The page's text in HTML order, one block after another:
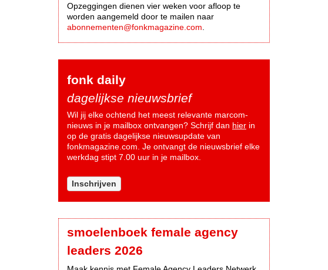
Opzeggingen dienen vier weken voor afloop te
worden aangemeld door te mailen naar
abonnementen@fonkmagazine.com
fonk daily
dagelijkse nieuwsbrief
Wil jij elke ochtend het meest relevante marcom-
nieuws in je mailbox ontvangen? Schrijf dan hier in
op de gratis dagelijkse nieuwsupdate van
fonkmagazine.com. Je ontvangt de nieuwsbrief elke
werkdag stipt 7.00 uur in je mailbox.
Inschrijven
smoelenboek female agency
leaders 2026